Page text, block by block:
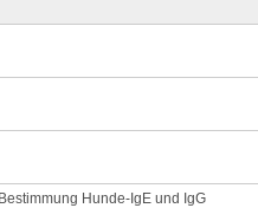
Bestimmung Hunde-IgE und IgG